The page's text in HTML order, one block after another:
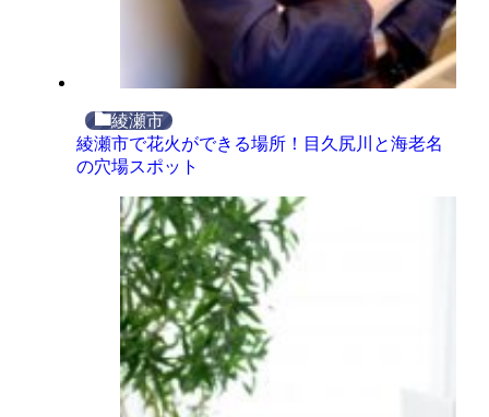
綾瀬市
綾瀬市で花火ができる場所！目久尻川と海老名
の穴場スポット